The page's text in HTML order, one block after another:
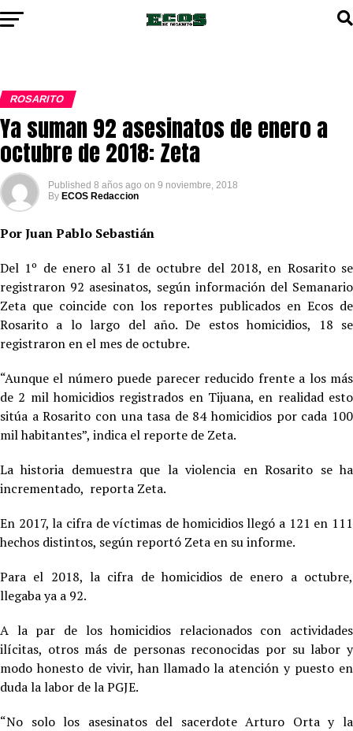
ROSARITO
Ya suman 92 asesinatos de enero a
octubre de 2018: Zeta
Published 8 años ago on 9 noviembre, 2018
By ECOS Redaccion
Por Juan Pablo Sebastián
Del 1º de enero al 31 de octubre del 2018, en Rosarito se
registraron 92 asesinatos, según información del Semanario
Zeta que coincide con los reportes publicados en Ecos de
Rosarito a lo largo del año. De estos homicidios, 18 se
registraron en el mes de octubre.
“Aunque el número puede parecer reducido frente a los más
de 2 mil homicidios registrados en Tijuana, en realidad esto
sitúa a Rosarito con una tasa de 84 homicidios por cada 100
mil habitantes”, indica el reporte de Zeta.
La historia demuestra que la violencia en Rosarito se ha
incrementado, reporta Zeta.
En 2017, la cifra de víctimas de homicidios llegó a 121 en 111
hechos distintos, según reportó Zeta en su informe.
Para el 2018, la cifra de homicidios de enero a octubre,
llegaba ya a 92.
A la par de los homicidios relacionados con actividades
ilícitas, otros más de personas reconocidas por su labor y
modo honesto de vivir, han llamado la atención y puesto en
duda la labor de la PGJE.
“No solo los asesinatos del sacerdote Arturo Orta y la